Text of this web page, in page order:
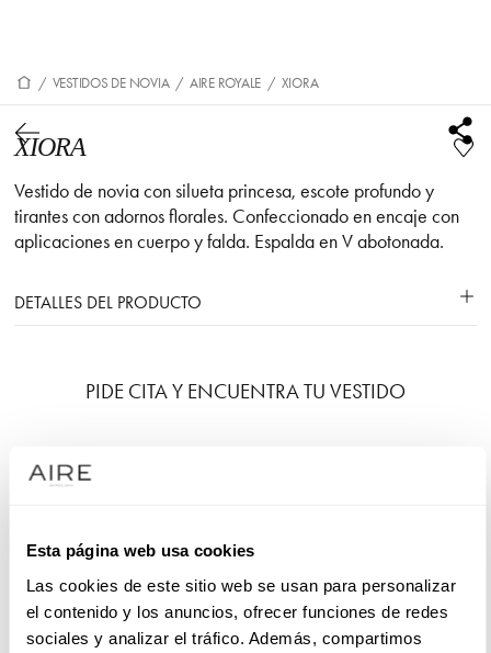
Esta página web usa cookies
Las cookies de este sitio web se usan para personalizar
el contenido y los anuncios, ofrecer funciones de redes
sociales y analizar el tráfico. Además, compartimos
/ VESTIDOS DE NOVIA / AIRE ROYALE / XIORA
XIORA
Vestido de novia con silueta princesa, escote profundo y
tirantes con adornos florales. Confeccionado en encaje con
aplicaciones en cuerpo y falda. Espalda en V abotonada.
DETALLES DEL PRODUCTO
PIDE CITA Y ENCUENTRA TU VESTIDO